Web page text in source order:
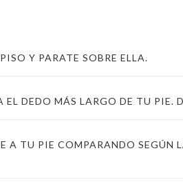
Y PARATE SOBRE ELLA.
DEDO MÁS LARGO DE TU PIE.
A TU PIE COMPARANDO SEGÚN